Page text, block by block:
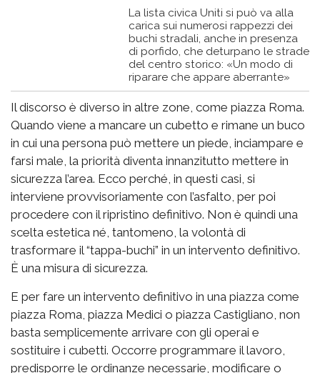
La lista civica Uniti si può va alla
carica sui numerosi rappezzi dei
buchi stradali, anche in presenza
di porfido, che deturpano le strade
del centro storico: «Un modo di
riparare che appare aberrante»
Il discorso è diverso in altre zone, come piazza Roma.
Quando viene a mancare un cubetto e rimane un buco
in cui una persona può mettere un piede, inciampare e
farsi male, la priorità diventa innanzitutto mettere in
sicurezza l’area. Ecco perché, in questi casi, si
interviene provvisoriamente con l’asfalto, per poi
procedere con il ripristino definitivo. Non è quindi una
scelta estetica né, tantomeno, la volontà di
trasformare il “tappa-buchi” in un intervento definitivo.
È una misura di sicurezza.
E per fare un intervento definitivo in una piazza come
piazza Roma, piazza Medici o piazza Castigliano, non
basta semplicemente arrivare con gli operai e
sostituire i cubetti. Occorre programmare il lavoro,
predisporre le ordinanze necessarie, modificare o